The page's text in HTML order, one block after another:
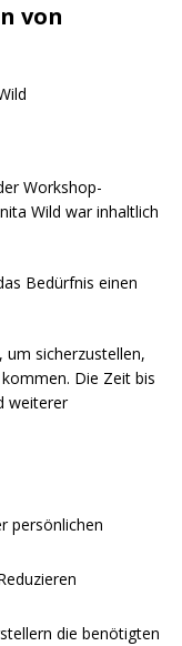
von
Workshop-
Wild war inhaltlich
Bedürfnis einen
um sicherzustellen,
Die Zeit bis
weiterer
persönlichen
die benötigten